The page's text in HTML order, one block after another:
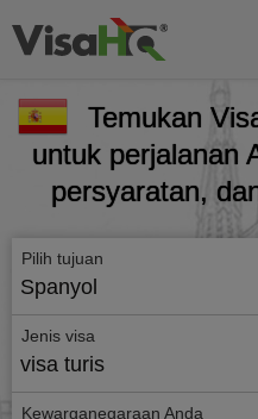
Temukan
untuk perjalanan
persyaratan,
Pilih tujuan
Spanyol
Jenis visa
visa turis
Kewarganegaraan Anda